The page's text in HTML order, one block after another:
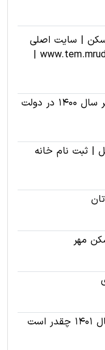
| سایت اصلی
ثبت نام وام ودیعه اجاره www.tem.mrud.ir |
مقدار واریزی برای مسکن مهر سال 1400 در دولت
| ثبت نام خانه
مهر
وام مسکن بنیاد شهید در سال 1401 چقدر است